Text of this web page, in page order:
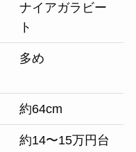
ナイアガラビー
ト
多め
約64cm
約14〜15万円台